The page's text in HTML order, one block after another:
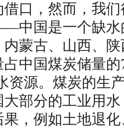
借口，然而，我
中国是一个缺水
古、山西、陕
中国煤炭储量
资源。煤炭的生
部分的工业用
果，例如土地退